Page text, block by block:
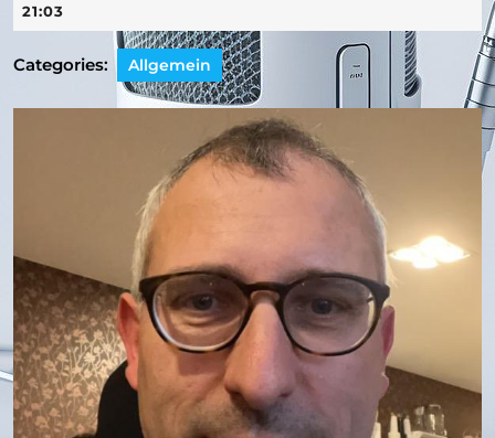
2023
21:03
Categories: Allgemein